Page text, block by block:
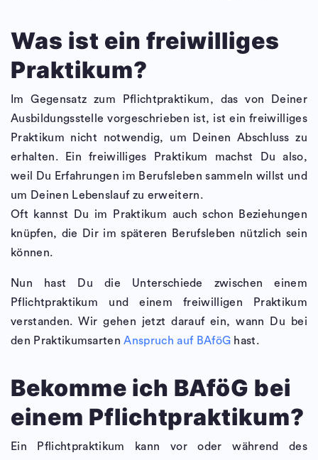
Was ist ein freiwilliges
Praktikum?
Im Gegensatz zum Pflichtpraktikum, das von Deiner
Ausbildungsstelle vorgeschrieben ist, ist ein freiwilliges
Praktikum nicht notwendig, um Deinen Abschluss zu
erhalten. Ein freiwilliges Praktikum machst Du also,
weil Du Erfahrungen im Berufsleben sammeln willst und
um Deinen Lebenslauf zu erweitern.
Oft kannst Du im Praktikum auch schon Beziehungen
knüpfen, die Dir im späteren Berufsleben nützlich sein
können.
Nun hast Du die Unterschiede zwischen einem
Pflichtpraktikum und einem freiwilligen Praktikum
verstanden. Wir gehen jetzt darauf ein, wann Du bei
den PraktikumsartenAnspruch auf BAföG hast.
Bekomme ich BAföG bei
einem Pflichtpraktikum?
Ein Pflichtpraktikum kann vor oder während des